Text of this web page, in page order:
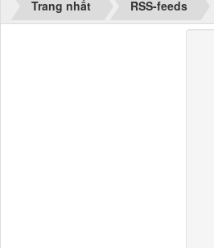
Trang nhất RSS-feeds